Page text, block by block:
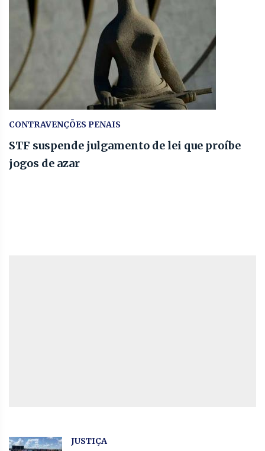
CONTRAVENÇÕES PENAIS
STF suspende julgamento de lei que proíbe
jogos de azar
JUSTIÇA